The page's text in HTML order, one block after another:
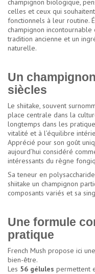
champignon biologique,
celles et ceux qui
fonctionnels à leur routine.
champignon
tradition ancienne et un
naturelle.
Un
siècles
Le shiitake, souvent
place centrale dans la
longtemps dans les
vitalité et à l’équilibre
Apprécié pour son goût
aujourd’hui considéré
intéressants du règne
Sa teneur en
shiitake un champignon
composants variés et sa
Une formule
pratique
French Mush propose ici
bien-être.
Les 56 gélules permettent